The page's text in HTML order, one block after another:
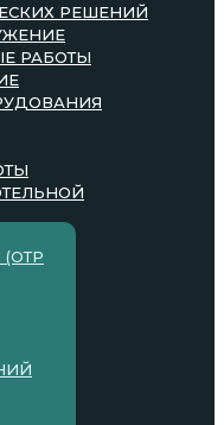
РЕШЕНИЙ
РАБОТЫ